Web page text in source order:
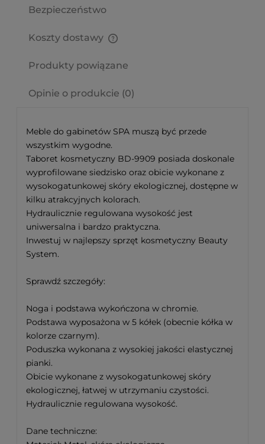
Bezpieczeństwo
Koszty dostawy
Produkty powiązane
Opinie o produkcie (0)
Meble do gabinetów SPA muszą być przede
wszystkim wygodne.
Taboret kosmetyczny BD-9909 posiada doskonale
wyprofilowane siedzisko oraz obicie wykonane z
wysokogatunkowej skóry ekologicznej, dostępne w
kilku atrakcyjnych kolorach.
Hydraulicznie regulowana wysokość jest
uniwersalna i bardzo praktyczna.
Inwestuj w najlepszy sprzęt kosmetyczny Beauty
System.
Sprawdź szczegóły:
Noga i podstawa wykończona w chromie.
Podstawa wyposażona w 5 kółek (obecnie kółka w
kolorze czarnym).
Poduszka wykonana z wysokiej jakości elastycznej
pianki.
Obicie wykonane z wysokogatunkowej skóry
ekologicznej, łatwej w utrzymaniu czystości.
Hydraulicznie regulowana wysokość.
Dane techniczne: